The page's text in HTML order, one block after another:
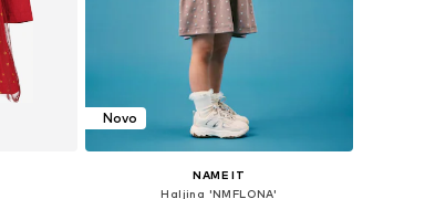
Novo
NAME IT
Haljina 'NMFLONA'